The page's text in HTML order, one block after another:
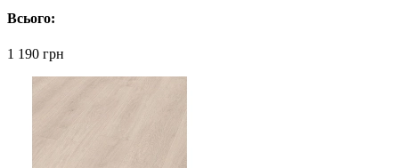
Всього:
1 190 грн